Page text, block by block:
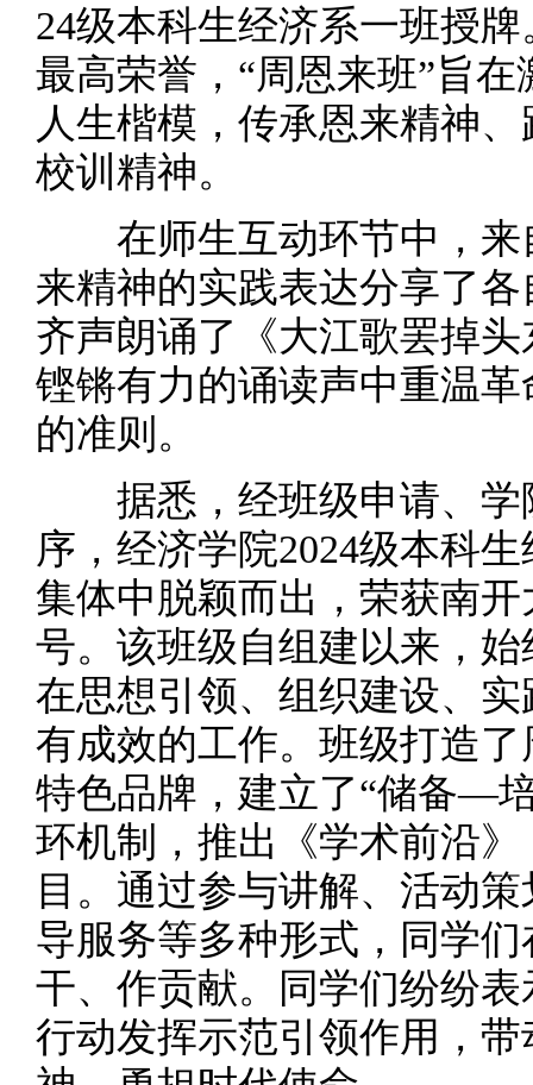
24级本科生经济系一班授
最高荣誉，“周恩来班”旨
人生楷模，传承恩来精神
校训精神。
在师生互动环节中，来
来精神的实践表达分享了
齐声朗诵了《大江歌罢掉
铿锵有力的诵读声中重温
的准则。
据悉，经班级申请、学
序，经济学院2024级本科
集体中脱颖而出，荣获南
号。该班级自组建以来，
在思想引领、组织建设、
有成效的工作。班级打造
特色品牌，建立了“储备
环机制，推出《学术前沿
目。通过参与讲解、活动
导服务等多种形式，同学
干、作贡献。同学们纷纷
行动发挥示范引领作用，